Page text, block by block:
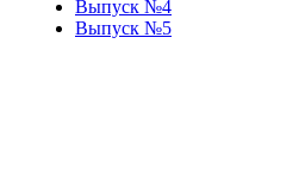
Выпуск №4
Выпуск №5